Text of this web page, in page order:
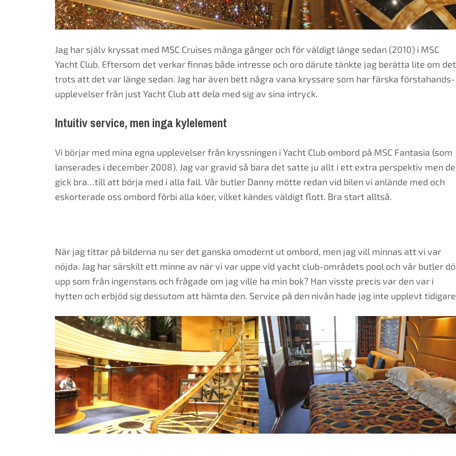
Jag har själv kryssat med MSC Cruises många gånger och för väldigt länge sedan (2010) i MSC
Yacht Club. Eftersom det verkar finnas både intresse och oro därute tänkte jag berätta lite om
trots att det var länge sedan. Jag har även bett några vana kryssare som har färska förstahands-
upplevelser från just Yacht Club att dela med sig av sina intryck.
Intuitiv service, men inga kylelement
Vi börjar med mina egna upplevelser från kryssningen i Yacht Club ombord på MSC Fantasia (som
lanserades i december 2008). Jag var gravid så bara det satte ju allt i ett extra perspektiv men
gick bra…till att börja med i alla fall. Vår butler Danny mötte redan vid bilen vi anlände med och
eskorterade oss ombord förbi alla köer, vilket kändes väldigt flott. Bra start alltså.
När jag tittar på bilderna nu ser det ganska omodernt ut ombord, men jag vill minnas att vi var
nöjda. Jag har särskilt ett minne av när vi var uppe vid yacht club-områdets pool och vår butler
upp som från ingenstans och frågade om jag ville ha min bok? Han visste precis var den var i
hytten och erbjöd sig dessutom att hämta den. Service på den nivån hade jag inte upplevt